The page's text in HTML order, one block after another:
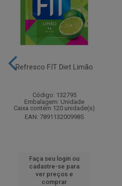
Refresco FIT Diet Limão
Código: 132795
Embalagem: Unidade
Caixa contém 120 unidade(s)
EAN: 7891132009985
Faça seu login ou
cadastre-se para
ver preços e
comprar